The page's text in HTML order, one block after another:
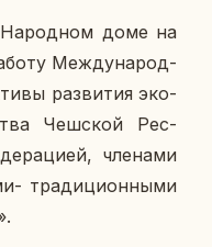
доме на
Меж­ду­на­род­
раз­ви­тия эко­
Чеш­ской Рес­
чле­на­ми
тра­ди­ци­он­ны­ми